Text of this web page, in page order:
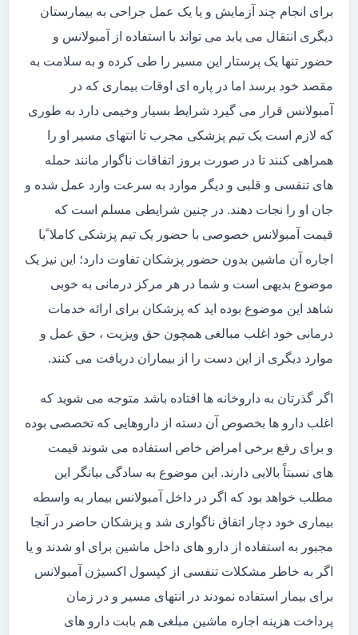
برای انجام چند آزمایش و یا یک عمل جراحی به بیمارستان
دیگری انتقال می یابد می تواند با استفاده از آمبولانس و
حضور تنها یک پرستار این مسیر را طی کرده و به سلامت به
مقصد خود برسد اما در پاره ای اوقات بیماری که در
آمبولانس قرار می گیرد شرایط بسیار وخیمی دارد به طوری
که لازم است یک تیم پزشکی مجرب تا انتهای مسیر او را
همراهی کنند تا در صورت بروز اتفاقات ناگوار مانند حمله
های تنفسی و قلبی و دیگر موارد به سرعت وارد عمل شده و
جان او را نجات دهند. در چنین شرایطی مسلم است که
قیمت آمبولانس خصوصی با حضور یک تیم پزشکی کاملا ًبا
اجاره آن ماشین بدون حضور پزشکان تفاوت دارد؛ این نیز یک
موضوع بدیهی است و شما در هر مرکز درمانی به خوبی
شاهد این موضوع بوده اید که پزشکان برای ارائه خدمات
درمانی خود اغلب مبالغی همچون حق ویزیت ، حق عمل و
موارد دیگری از این دست را از بیماران دریافت می کنند.
اگر گذرتان به داروخانه ها افتاده باشد متوجه می شوید که
اغلب دارو ها بخصوص آن دسته از داروهایی که تخصصی بوده
و برای رفع برخی امراض خاص استفاده می شوند قیمت
های نسبتاً بالایی دارند. این موضوع به سادگی بیانگر این
مطلب خواهد بود که اگر در داخل آمبولانس بیمار به واسطه
بیماری خود دچار اتفاق ناگواری شد و پزشکان حاضر در آنجا
مجبور به استفاده از دارو های داخل ماشین برای او شدند و یا
اگر به خاطر مشکلات تنفسی از کپسول اکسیژن آمبولانس
برای بیمار استفاده نمودند در انتهای مسیر و در زمان
پرداخت هزینه اجاره ماشین مبلغی هم بابت دارو های